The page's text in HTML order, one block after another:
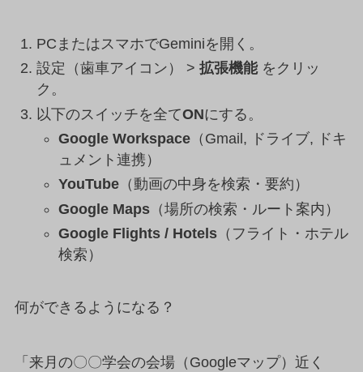
PCまたはスマホでGeminiを開く。
設定（歯車アイコン） > 拡張機能をクリッ
ク。
以下のスイッチを全てONにする。
Google Workspace（Gmail, ドライブ, ドキ
ュメント連携）
YouTube（動画の中身を検索・要約）
Google Maps（場所の検索・ルート案内）
Google Flights / Hotels（フライト・ホテル
検索）
何ができるようになる？
「来月の〇〇学会の会場（Googleマップ）近く